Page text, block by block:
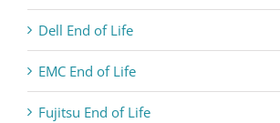
Dell End of Life
EMC End of Life
Fujitsu End of Life